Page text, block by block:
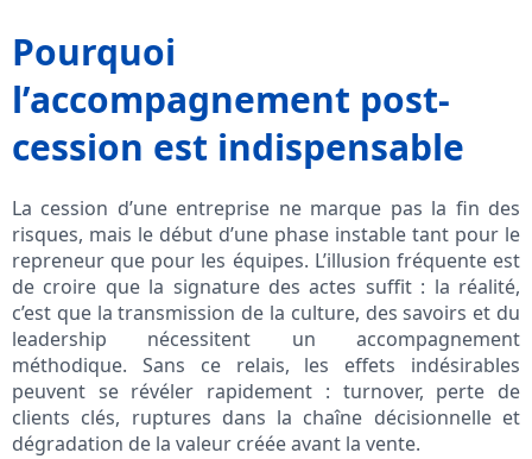
Pourquoi
l’accompagnement post-
cession est indispensable
La cession d’une entreprise ne marque pas la fin des
risques, mais le début d’une phase instable tant pour le
repreneur que pour les équipes. L’illusion fréquente est
de croire que la signature des actes suffit : la réalité,
c’est que la transmission de la culture, des savoirs et du
leadership nécessitent un accompagnement
méthodique. Sans ce relais, les effets indésirables
peuvent se révéler rapidement : turnover, perte de
clients clés, ruptures dans la chaîne décisionnelle et
dégradation de la valeur créée avant la vente.